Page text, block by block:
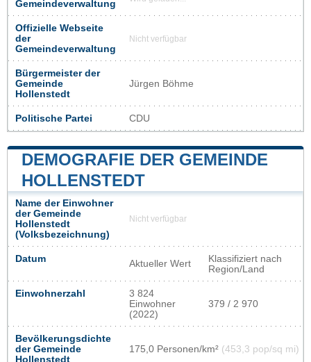
Gemeindeverwaltung
Offizielle Webseite
der
Gemeindeverwaltung
Nicht verfügbar
Bürgermeister der
Gemeinde
Hollenstedt
Jürgen Böhme
Politische Partei CDU
DEMOGRAFIE DER GEMEINDE
HOLLENSTEDT
Name der Einwohner
der Gemeinde
Hollenstedt
(Volksbezeichnung)
Nicht verfügbar
Datum Aktueller Wert
Klassifiziert nach
Region/Land
Einwohnerzahl
3 824
Einwohner
(2022)
379 / 2 970
Bevölkerungsdichte
der Gemeinde
Hollenstedt
175,0 Personen/km² (453,3 pop/sq mi)